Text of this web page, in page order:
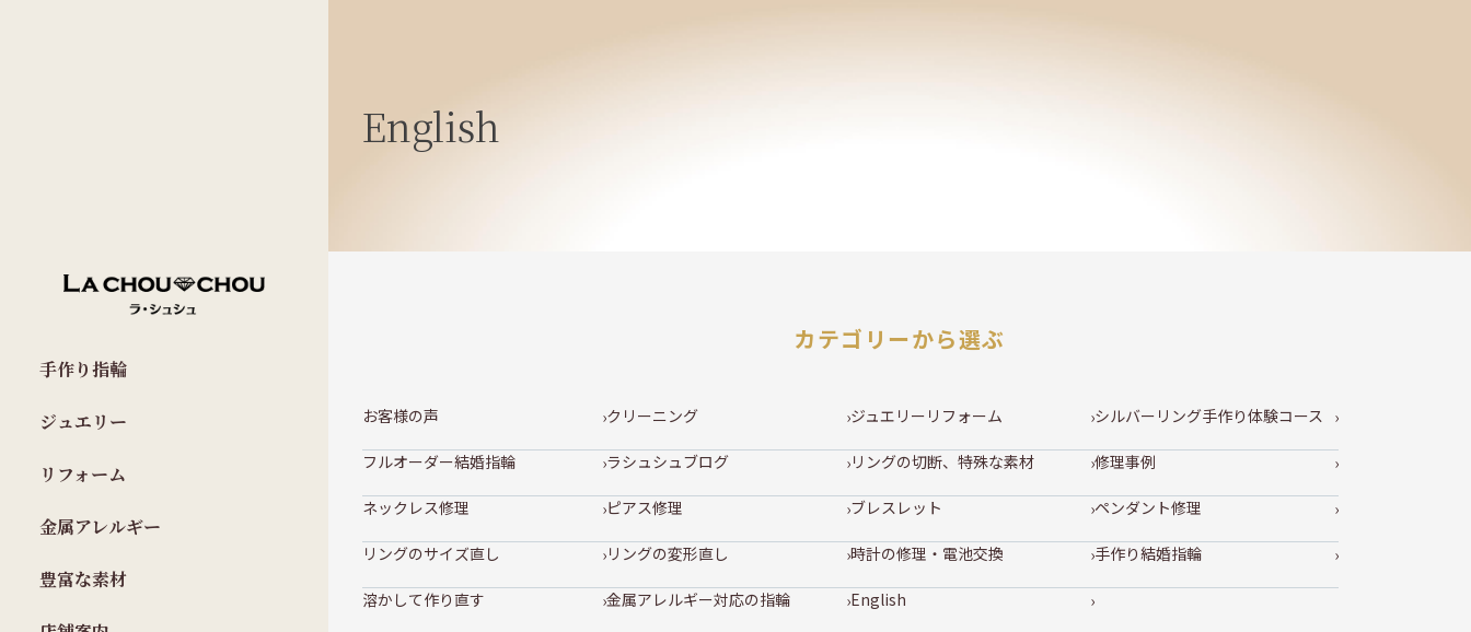
手作り指輪
ジュエリー
リフォーム
金属アレルギー
豊富な素材
English
カテゴリーから選ぶ
お客様の声 クリーニング ジュエリーリフォーム シルバーリング手作り体験コース
フルオーダー結婚指輪 ラシュシュブログ リングの切断、特殊な素材 修理事例
ネックレス修理 ピアス修理 ブレスレット ペンダント修理
リングのサイズ直し リングの変形直し 時計の修理・電池交換 手作り結婚指輪
溶かして作り直す 金属アレルギー対応の指輪 English